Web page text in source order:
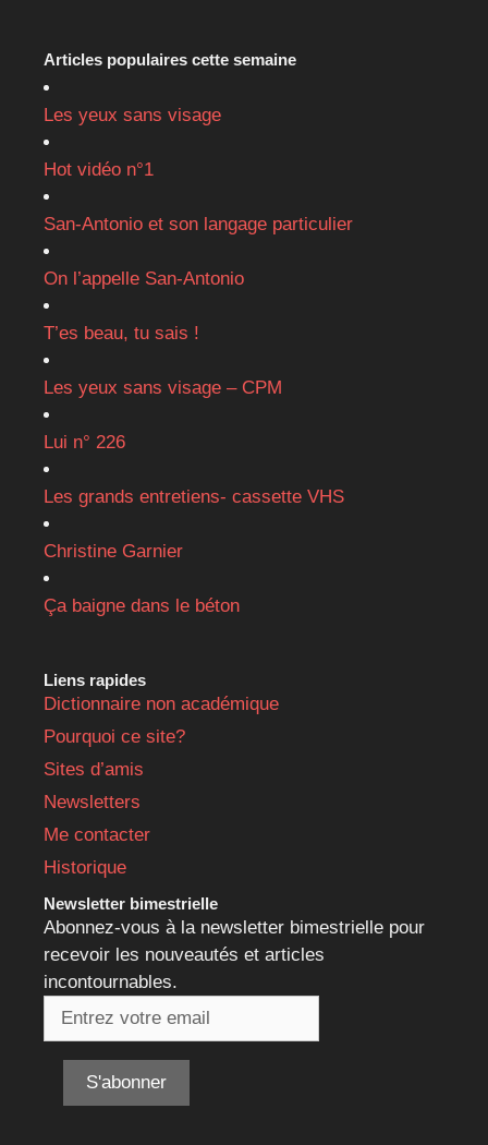
Articles populaires cette semaine
Les yeux sans visage
Hot vidéo n°1
San-Antonio et son langage particulier
On l’appelle San-Antonio
T’es beau, tu sais !
Les yeux sans visage – CPM
Lui n° 226
Les grands entretiens- cassette VHS
Christine Garnier
Ça baigne dans le béton
Liens rapides
Dictionnaire non académique
Pourquoi ce site?
Sites d’amis
Newsletters
Me contacter
Historique
Newsletter bimestrielle
Abonnez-vous à la newsletter bimestrielle pour
recevoir les nouveautés et articles
incontournables.